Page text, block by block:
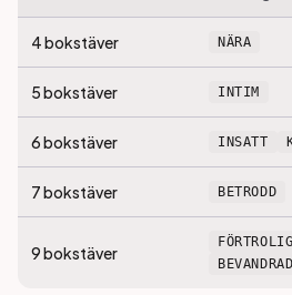
4bokstäver NÄRA
5bokstäver INTIM
6bokstäver INSATT
7bokstäver BETRODD
9bokstäver
FÖRTROLIG
BEVANDRAD